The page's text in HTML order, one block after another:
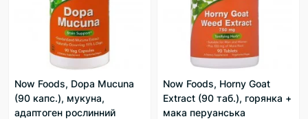
Now Foods, Dopa Mucuna
(90 капс.), мукуна,
адаптоген рослинний
Now Foods, Horny Goat
Extract (90 таб.), горянка +
мака перуанська